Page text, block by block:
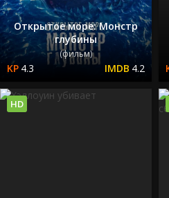
Открытое море: Монстр
глубины
(фильм)
4.3 4.2
HD